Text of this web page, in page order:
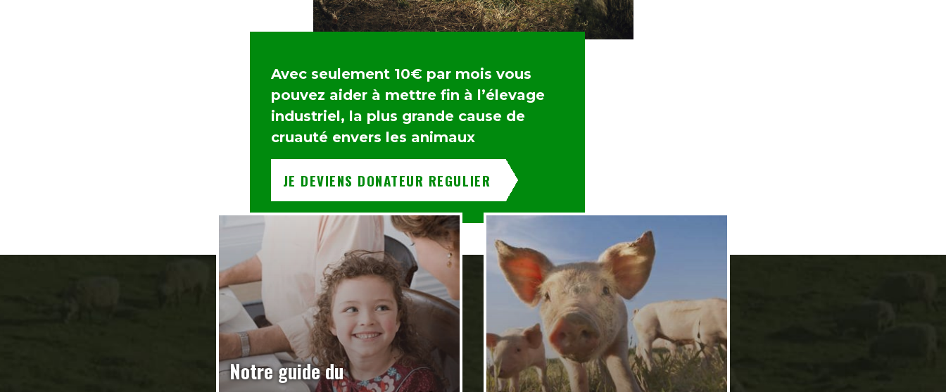
Avec seulement 10€ par mois vous
pouvez aider à mettre fin à l’élevage
industriel, la plus grande cause de
cruauté envers les animaux
JE DEVIENS DONATEUR REGULIER
Notre guide du